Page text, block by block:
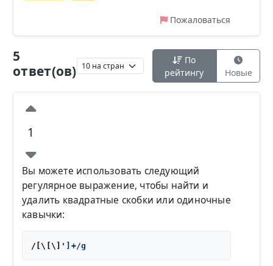
Пожаловаться
5
ответ(ов)
По
рейтингу
Новые
1
Вы можете использовать следующий
регулярное выражение, чтобы найти и
удалить квадратные скобки или одиночные
кавычки:
/[\[\]